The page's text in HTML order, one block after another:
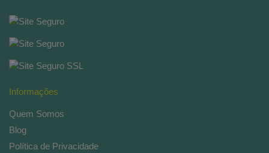
Informações
Quem Somos
Blog
Política de Privacidade